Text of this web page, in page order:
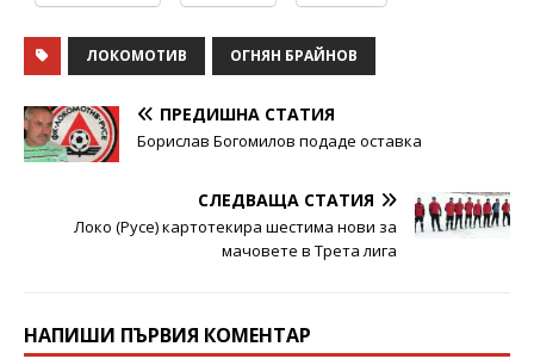
ЛОКОМОТИВ ОГНЯН БРАЙНОВ
ПРЕДИШНА СТАТИЯ
Борислав Богомилов подаде оставка
СЛЕДВАЩА СТАТИЯ
Локо (Русе) картотекира шестима нови за
мачовете в Трета лига
НАПИШИ ПЪРВИЯ КОМЕНТАР